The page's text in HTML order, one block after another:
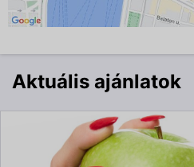
Aktuális ajánlatok